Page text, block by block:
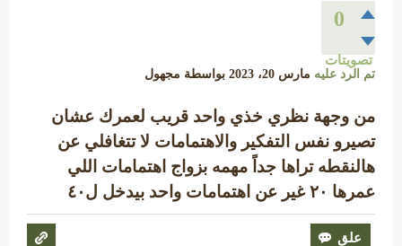
0
تصويتات
تم الرد عليه مارس 20، 2023 بواسطة مجهول
من وجهة نظري خذي واحد قريب لعمرك عشان
تصيرو نفس التفكير والاهتمامات لا تتغافلي عن
هالنقطه تراها جداً مهمه بزواج اهتمامات اللي
عمرها ٢٠ غير عن اهتمامات واحد بيدخل ل٤٠